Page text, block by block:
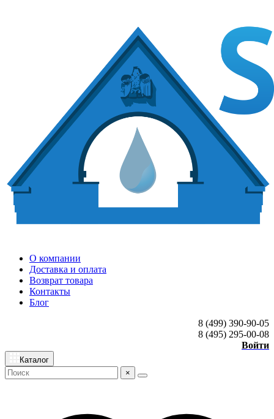
О компании
Доставка и оплата
Возврат товара
Контакты
Блог
8 (499) 390-90-05
8 (495) 295-00-08
Войти
Каталог
×